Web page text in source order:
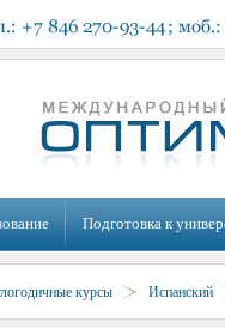
Подготовка к
курсы Испанский